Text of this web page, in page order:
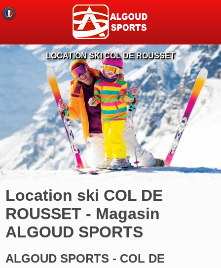
LOCATION SKI COL DE ROUSSET
Location ski COL DE
ROUSSET - Magasin
ALGOUD SPORTS
ALGOUD SPORTS - COL DE